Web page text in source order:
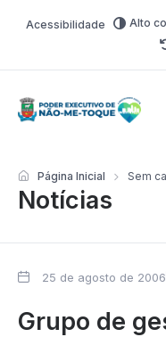
Acessibilidade Alto
Notícias
Página Inicial Sem
25 de agosto de 2006
Grupo de